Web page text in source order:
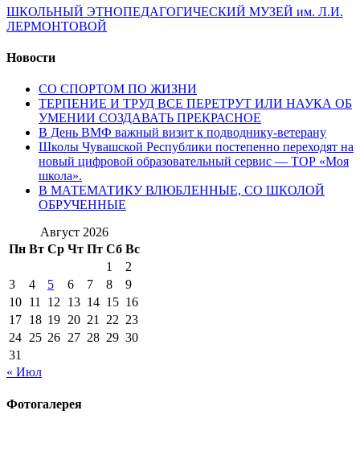
ШКОЛЬНЫЙ ЭТНОПЕДАГОГИЧЕСКИЙ МУЗЕЙ им. Л.И.
ЛЕРМОНТОВОЙ
Новости
СО СПОРТОМ ПО ЖИЗНИ
ТЕРПЕНИЕ И ТРУД ВСЕ ПЕРЕТРУТ ИЛИ НАУКА ОБ
УМЕНИИ СОЗДАВАТЬ ПРЕКРАСНОЕ
В День ВМФ важный визит к подводнику-ветерану
Школы Чувашской Республики постепенно переходят на
новый цифровой образовательный сервис — ТОР «Моя
школа».
В МАТЕМАТИКУ ВЛЮБЛЕННЫЕ, СО ШКОЛОЙ
ОБРУЧЕННЫЕ
Август 2026
Пн Вт Ср Чт Пт Сб Вс
1
2
3
4 5 6 7 8
9
10 11 12 13 14 15 16
17 18 19 20 21 22 23
24 25 26 27 28 29 30
31
« Июл
Фотогалерея